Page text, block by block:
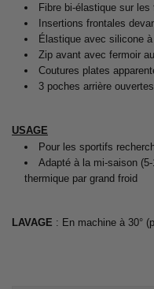
Fibre bi-élastique sur les
Insertions frontales
Élastique avec silicone à
Zip avant avec fermoir
Coutures plates
3 poches arrière
USAGE
Pour les sportifs
Adapté à la mi-saison
thermique par grand froid
LAVAGE : En machine à 30°